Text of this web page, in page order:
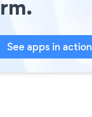
See apps in action